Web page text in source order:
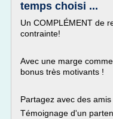
temps choisi ...
Un COMPLÉMENT de
contrainte!
Avec une marge
bonus très motivants !
Partagez avec des amis
Témoignage d'un